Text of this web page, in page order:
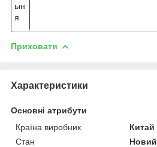
ын
я
Приховати
Характеристики
Основні атрибути
Країна виробник
Китай
Стан
Новий